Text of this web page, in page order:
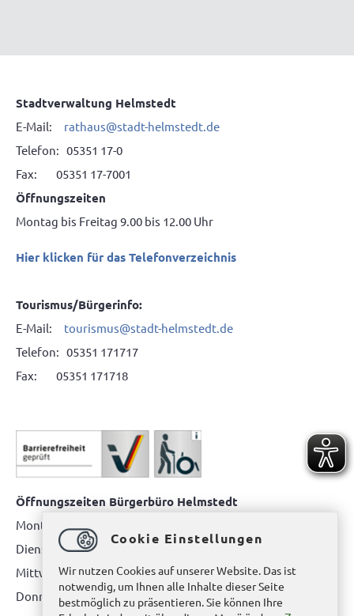
Stadtverwaltung Helmstedt
E-Mail: rathaus@stadt-helmstedt.de
Telefon: 05351 17-0
Fax: 05351 17-7001
Öffnungszeiten
Montag bis Freitag 9.00 bis 12.00 Uhr
Hier klicken für das Telefonverzeichnis
Tourismus/Bürgerinfo:
E-Mail: tourismus@stadt-helmstedt.de
Telefon: 05351 171717
Fax: 05351 171718
Öffnungszeiten Bürgerbüro Helmstedt
Montag: 08.00 bis 12.00 Uhr
Dienstag: 08.00 bis 12.00 Uhr & 15.00 Uhr bis 17.00 Uhr
Mittwoch: nur nach Terminvereinbarung
Donnerstag: 08.00 bis 12.00 Uhr & 14.00 Uhr bis 16.00 Uhr
Cookie Einstellungen
Wir nutzen Cookies auf unserer Website. Das ist
notwendig, um Ihnen alle Inhalte dieser Seite
bestmöglich zu präsentieren. Sie können Ihre